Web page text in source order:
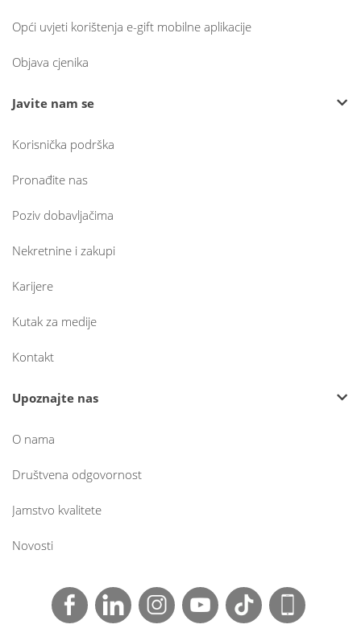
Opći uvjeti korištenja e-gift mobilne aplikacije
Objava cjenika
Javite nam se
Korisnička podrška
Pronađite nas
Poziv dobavljačima
Nekretnine i zakupi
Karijere
Kutak za medije
Kontakt
Upoznajte nas
O nama
Društvena odgovornost
Jamstvo kvalitete
Novosti